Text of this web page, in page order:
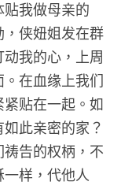
我做母亲的
侠妞姐发在群
我的心，上周
在血缘上我们
贴在一起。如
此亲密的家？
告的权柄，不
样，代他人